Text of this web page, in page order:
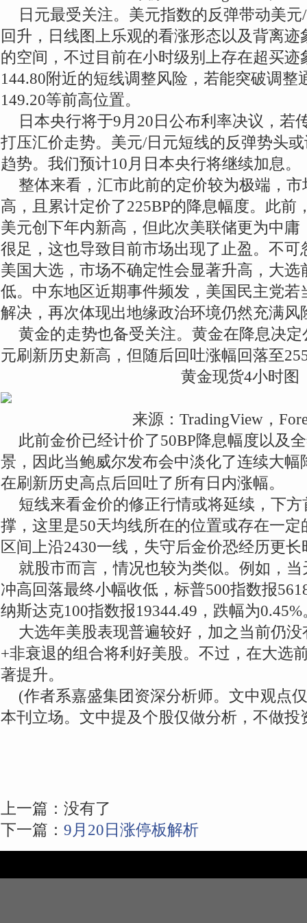
日元最受关注。美元指数的反弹带动美
回升，日线图上乐观的看涨形态以及背离
的空间，不过目前在小时级别上存在超买迹
144.80附近的短线调整风险，若能突破调整
149.20等前高位置。
日本央行将于9月20日公布利率决议，若
打压汇价走势。美元/日元短线的反弹势头
趋势。我们预计10月日本央行将继续加息。
整体来看，汇市此前的定价较为极端，
高，且累计定价了225BP的降息幅度。此前
美元创下年内新高，但此次美联储更为中
很足，这也导致目前市场出现了止盈。不可
美国大选，市场不确定性会显著升高，大
低。中东地区近期事件频发，美国民主党
解决，再次体现出地缘政治环境仍然充满风
黄金的走势也备受关注。黄金在降息决
元刷新历史新高，但随后回吐涨幅回落至
黄金现货4小时图
来源：TradingView，
此前金价已经计价了50BP降息幅度以及
景，因此当鲍威尔发布会中淡化了连续大
在刷新历史高点后回吐了所有日内涨幅。
短线来看金价的修正行情或将延续，下
撑，这里是50天均线所在的位置或存在一
区间上沿2430一线，失守后金价恐经历更
就股市而言，情况也较为类似。例如，
冲高回落最终小幅收低，标普500指数报
纳斯达克100指数报19344.49，跌幅为0.45%
大选年美股表现普遍较好，加之当前仍
+非衰退的组合将利好美股。不过，在大选
著提升。
(作者系嘉盛集团资深分析师。文中观点
本刊立场。文中提及个股仅做分析，不做投
上一篇：没有了
下一篇： 9月20日涨停板解析